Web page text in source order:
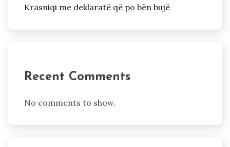
Krasniqi me deklaratë që po bën bujë
Recent Comments
No comments to show.